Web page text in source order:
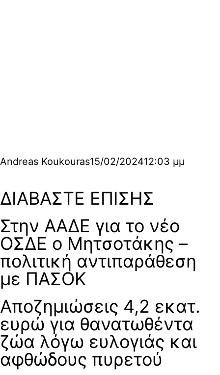
Andreas Koukouras15/02/202412:03 μμ
ΔΙΑΒΑΣΤΕ ΕΠΙΣΗΣ
Στην ΑΑΔΕ για το νέο
ΟΣΔΕ ο Μητσοτάκης –
πολιτική αντιπαράθεση
με ΠΑΣΟΚ
Αποζημιώσεις 4,2 εκατ.
ευρώ για θανατωθέντα
ζώα λόγω ευλογιάς και
αφθώδους πυρετού